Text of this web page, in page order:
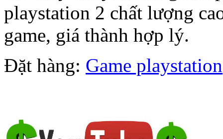
playstation 2 chất lượng
game, giá thành hợp lý.
Đặt hàng: Game playstation